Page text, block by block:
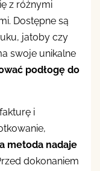
z różnymi
Dostępne są
jatoby czy
swoje unikalne
podłogę do
i
metoda nadaje
dokonaniem